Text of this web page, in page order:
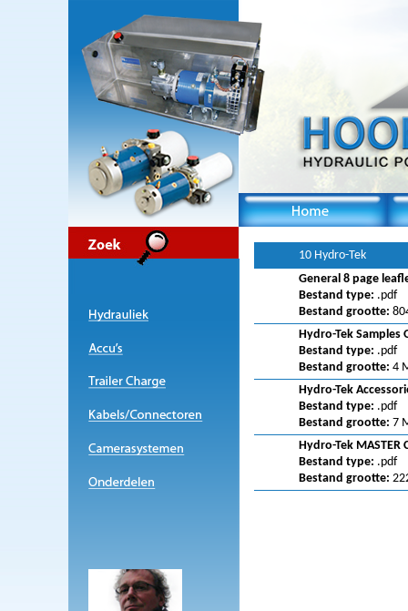
10 Hydro-Tek
General 8 page
Bestand type: .pdf
Bestand grootte:
Hydro-Tek Samples
Bestand type: .pdf
Bestand grootte: 4
Hydro-Tek
Bestand type: .pdf
Bestand grootte: 7
Hydro-Tek
Bestand type: .pdf
Bestand grootte: